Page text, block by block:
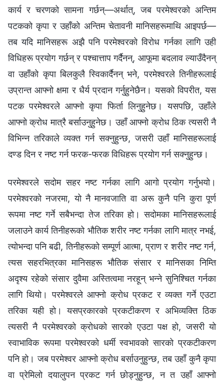
कार्य र चरणको सामना गर्छन्—अर्थात्, जब परमेश्‍वरको अन्तिम
पटकको कृपा र उहाँको अन्तिम चेतावनी मानिसहरूमाथि आइपर्छ—
तब यदि मानिसहरू अझै पनि परमेश्‍वरको विरोध गर्नका लागि उही
विधिहरू प्रयोग गर्छन् र पश्‍चात्ताप गर्दैनन्, आफूमा बदलाव ल्याउँदैनन्
वा उहाँको कृपा बिलकुलै स्विकार्दैनन् भने, परमेश्‍वरले तिनीहरूलाई
उप्रान्त आफ्नो क्षमा र धैर्य प्रदान गर्नुहुनेछैन। यसको विपरीत, यस
पटक परमेश्‍वरले आफ्‍नो कृपा फिर्ता लिनुहुनेछ। यसपछि, उहाँले
आफ्‍नो क्रोध मात्रै बर्साउनुहुनेछ। उहाँ आफ्‍नो क्रोध ठिक त्यसरी नै
विभिन्न तरिकाले व्यक्त गर्न सक्नुहुन्छ, जसरी उहाँ मानिसहरूलाई
दण्ड दिन र नष्ट गर्न फरक-फरक विधिहरू प्रयोग गर्न सक्नुहुन्छ।
परमेश्‍वरले सदोम सहर नष्ट गर्नका लागि आगो प्रयोग गर्नुभयो।
परमेश्‍वरको नजरमा, यो नै मानवजाति वा अरू कुनै पनि कुरा पूर्ण
रूपमा नष्ट गर्ने सबैभन्दा तेज तरिका हो। सदोमका मानिसहरूलाई
जलाउने कार्य तिनीहरूको भौतिक शरीर नष्ट गर्नका लागि मात्र नभई,
त्योभन्दा पनि बढी, तिनीहरूको सम्पूर्ण आत्मा, प्राण र शरीर नष्ट गर्न,
त्यस सहरभित्रका मानिसहरू भौतिक संसार र मानिसका निम्ति
अदृश्य रहेको संसार दुवैमा अस्तित्वमा नरहून् भन्ने सुनिश्‍चित गर्नका
लागि थियो। परमेश्‍वरले आफ्‍नो क्रोध प्रकट र व्यक्त गर्ने एउटा
तरिका यही हो। यसप्रकारको प्रकटीकरण र अभिव्यक्ति ठिक
त्यसरी नै परमेश्‍वरको क्रोधको सारको एउटा पक्ष हो, जसरी यो
स्वाभाविक रूपमा परमेश्‍वरको धर्मी स्वभावको सारको प्रकटीकरण
पनि हो। जब परमेश्‍वर आफ्‍नो क्रोध बर्साउनुहुन्छ, तब उहाँ कुनै कृपा
वा प्रेमिलो दयालुपन प्रकट गर्न छोड्नुहुन्छ, न त उहाँ आफ्नो